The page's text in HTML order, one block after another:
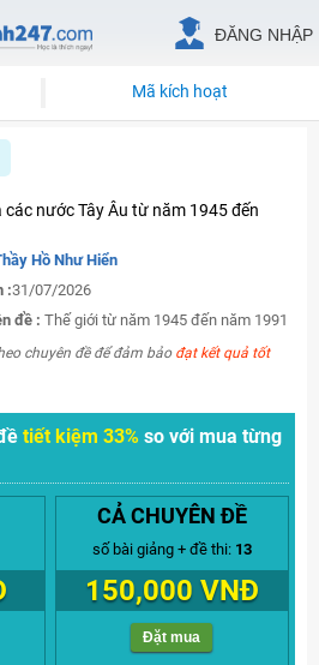
ĐĂNG NHẬP
Mã kích hoạt
các nước Tây Âu từ năm 1945 đến
Hồ Như Hiển
:31/07/2026
đề : Thế giới từ năm 1945 đến năm 1991
chuyên đề để đảm bảo đạt kết quả tốt
tiết kiệm 33% so với mua từng
CẢ CHUYÊN ĐỀ
số bài giảng + đề thi: 13
150,000 VNĐ
Đặt mua